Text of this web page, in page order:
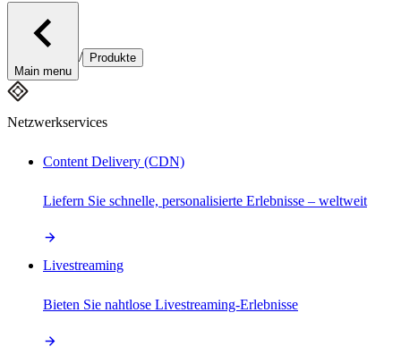
Main menu
/ Produkte
Netzwerkservices
Content Delivery (CDN)
Liefern Sie schnelle, personalisierte Erlebnisse – weltweit
Livestreaming
Bieten Sie nahtlose Livestreaming-Erlebnisse